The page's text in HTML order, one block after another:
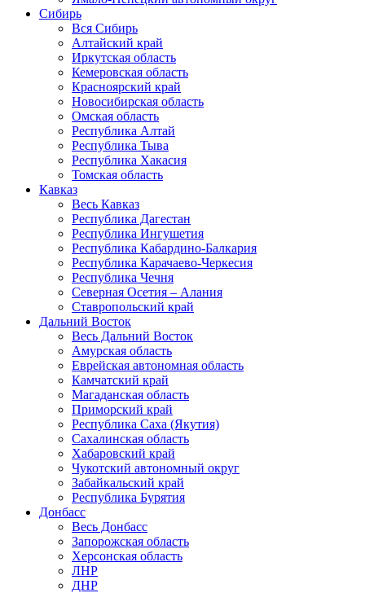
Сибирь
Вся Сибирь
Алтайский край
Иркутская область
Кемеровская область
Красноярский край
Новосибирская область
Омская область
Республика Алтай
Республика Тыва
Республика Хакасия
Томская область
Кавказ
Весь Кавказ
Республика Дагестан
Республика Ингушетия
Республика Кабардино-Балкария
Республика Карачаево-Черкесия
Республика Чечня
Северная Осетия – Алания
Ставропольский край
Дальний Восток
Весь Дальний Восток
Амурская область
Еврейская автономная область
Камчатский край
Магаданская область
Приморский край
Республика Саха (Якутия)
Сахалинская область
Хабаровский край
Чукотский автономный округ
Забайкальский край
Республика Бурятия
Донбасс
Весь Донбасс
Запорожская область
Херсонская область
ЛНР
ДНР